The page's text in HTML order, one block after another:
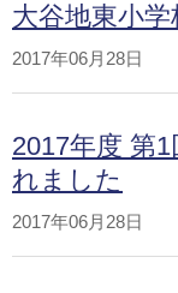
大谷地東小
2017年06月28日
2017年度 第
れました
2017年06月28日